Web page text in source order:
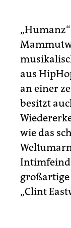
aus
an einer
besitzt
wie das
Intimfeind
großartige
„Clint